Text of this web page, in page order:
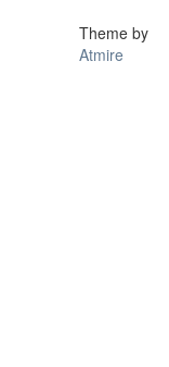
Theme by
Atmire